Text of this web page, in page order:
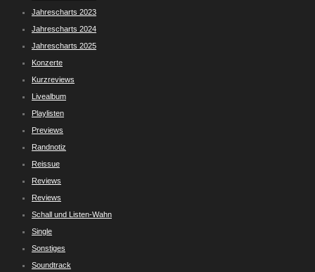
Jahrescharts 2023
Jahrescharts 2024
Jahrescharts 2025
Konzerte
Kurzreviews
Livealbum
Playlisten
Previews
Randnotiz
Reissue
Reviews
Reviews
Schall und Listen-Wahn
Single
Sonstiges
Soundtrack